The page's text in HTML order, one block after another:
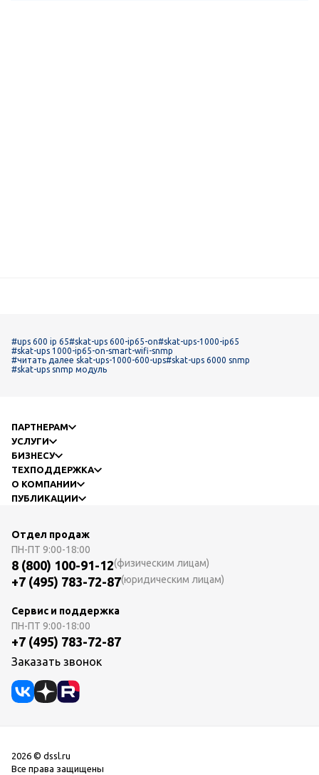
#ups 600 ip 65#skat-ups 600-ip65-on#skat-ups-1000-ip65
#skat-ups 1000-ip65-on-smart-wifi-snmp
#читать далее skat-ups-1000-600-ups#skat-ups 6000 snmp
#skat-ups snmp модуль
ПАРТНЕРАМ
УСЛУГИ
БИЗНЕСУ
ТЕХПОДДЕРЖКА
О КОМПАНИИ
ПУБЛИКАЦИИ
Отдел продаж
ПН-ПТ 9:00-18:00
8 (800) 100-91-12(физическим лицам)
+7 (495) 783-72-87(юридическим лицам)
Сервис и поддержка
ПН-ПТ 9:00-18:00
+7 (495) 783-72-87
Заказать звонок
2026 © dssl.ru
Все права защищены